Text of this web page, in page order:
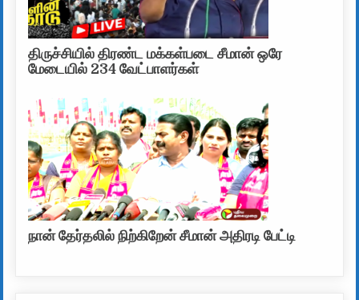
திருச்சியில் திரண்ட மக்கள்படை சீமான் ஒரே
மேடையில் 234 வேட்பாளர்கள்
நான் தேர்தலில் நிற்கிறேன் சீமான் அதிரடி பேட்டி